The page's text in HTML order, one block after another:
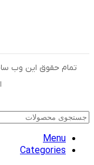
تمام حقوق این وب
Menu
Categories